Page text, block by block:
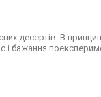
десертів. В
бажання